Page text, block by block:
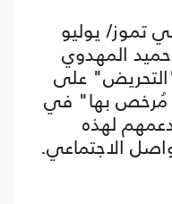
تموز/ يوليو
حميد المهدوي
على
مُرخص بها" في
لهذه
الاجتماعي.